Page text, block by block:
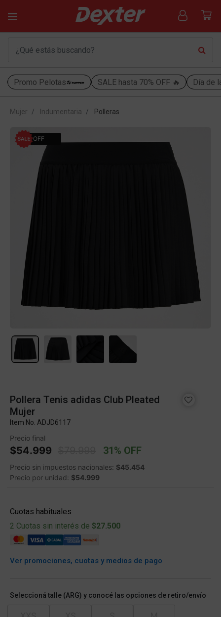
Promo Pelotas SALE hasta 70% OFF 🔥 Día de
Mujer Indumentaria Polleras
31% OFF
Pollera Tenis adidas Club Pleated
Mujer
Item No. ADJD6117
Precio final
$54.999 Price reduced from
31% OFF
Precio sin impuestos nacionales: $45.454
Precio por unidad: $54.999
Cuotas habituales
2 Cuotas sin interés de $27.500
Ver promociones, cuotas y medios de pago
Seleccioná talle (ARG) y conocé las opciones de retiro/envío